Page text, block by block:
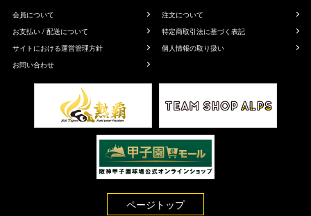
会員について
注文について
お支払い / 配送について
特定商取引法に基づく表記
サイトにおける運営管理方針
個人情報の取り扱い
お問い合わせ
ページトップ